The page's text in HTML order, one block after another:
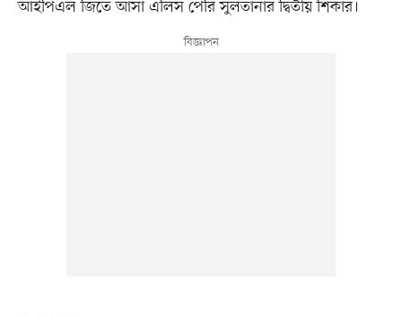
আইপিএল জিতে আসা এলিস পেরি সুলতানার দ্বিতীয় শিকার।